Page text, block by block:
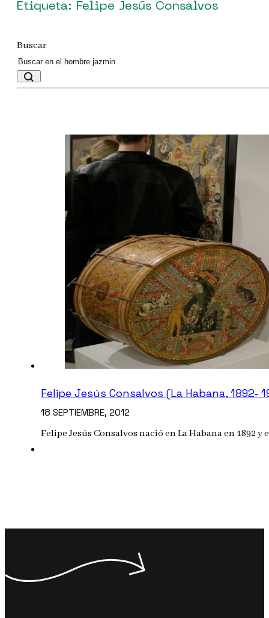
Etiqueta: Felipe Jesús Consalvos
Buscar
Felipe Jesús Consalvos (La Habana, 1892-
18 SEPTIEMBRE, 2012
Felipe Jesús Consalvos nació en La Habana en 1892